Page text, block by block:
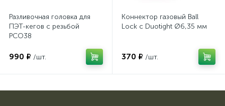
Разливочная головка для
ПЭТ-кегов с резьбой
PCO38
990 ₽ /шт.
Коннектор газовый Ball
Lock с Duotight Ø6,35 мм
370 ₽ /шт.